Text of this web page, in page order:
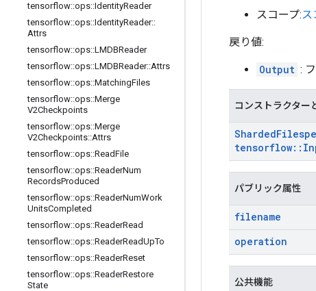
tensorflow::ops::IdentityReader
tensorflow::ops::IdentityReader::
Attrs
tensorflow::ops::LMDBReader
tensorflow::ops::LMDBReader::Attrs
tensorflow::ops::MatchingFiles
tensorflow::ops::Merge
V2Checkpoints
tensorflow::ops::Merge
V2Checkpoints::Attrs
tensorflow::ops::ReadFile
tensorflow::ops::ReaderNum
RecordsProduced
tensorflow::ops::ReaderNumWork
UnitsCompleted
tensorflow::ops::ReaderRead
tensorflow::ops::ReaderReadUpTo
tensorflow::ops::ReaderReset
tensorflow::ops::ReaderRestore
State
スコープ:ス
戻り値:
Output :
コンストラクター
Sharded
tensorflow::
パブリック属性
filename
operation
公共機能